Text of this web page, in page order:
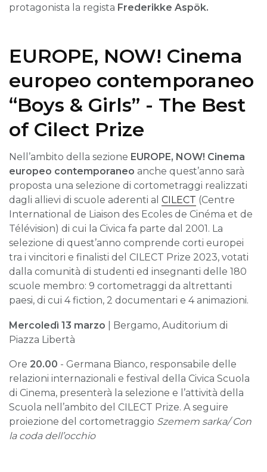
protagonista la regista Frederikke Aspök.
EUROPE, NOW! Cinema
europeo contemporaneo
“Boys & Girls” - The Best
of Cilect Prize
Nell’ambito della sezione EUROPE, NOW! Cinema
europeo contemporaneo anche quest’anno sarà
proposta una selezione di cortometraggi realizzati
dagli allievi di scuole aderenti al CILECT (Centre
International de Liaison des Ecoles de Cinéma et de
Télévision) di cui la Civica fa parte dal 2001. La
selezione di quest’anno comprende corti europei
tra i vincitori e finalisti del CILECT Prize 2023, votati
dalla comunità di studenti ed insegnanti delle 180
scuole membro: 9 cortometraggi da altrettanti
paesi, di cui 4 fiction, 2 documentari e 4 animazioni.
Mercoledì 13 marzo | Bergamo, Auditorium di
Piazza Libertà
Ore 20.00 - Germana Bianco, responsabile delle
relazioni internazionali e festival della Civica Scuola
di Cinema, presenterà la selezione e l’attività della
Scuola nell’ambito del CILECT Prize. A seguire
proiezione del cortometraggio Szemem sarka/ Con
la coda dell’occhio